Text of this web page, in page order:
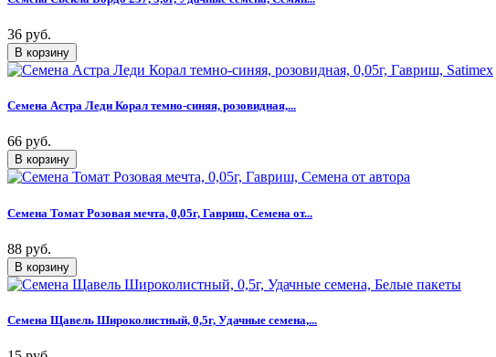
36 руб.
Семена Астра Леди Корал темно-синяя, розовидная,...
66 руб.
Семена Томат Розовая мечта, 0,05г, Гавриш, Семена от...
88 руб.
Семена Щавель Широколистный, 0,5г, Удачные семена,...